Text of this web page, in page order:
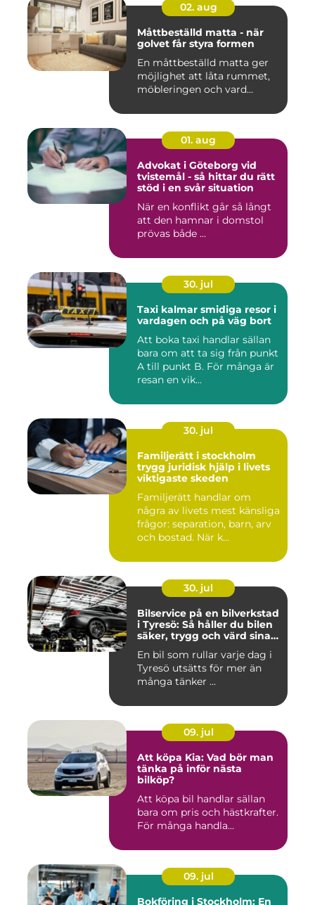
02. aug
Måttbeställd matta - när
golvet får styra formen
En måttbeställd matta ger
möjlighet att låta rummet,
möbleringen och vard...
01. aug
Advokat i Göteborg vid
tvistemål - så hittar du rätt
stöd i en svår situation
När en konflikt går så långt
att den hamnar i domstol
prövas både ...
30. jul
Taxi kalmar smidiga resor i
vardagen och på väg bort
Att boka taxi handlar sällan
bara om att ta sig från punkt
A till punkt B. För många är
resan en vik...
30. jul
Familjerätt i stockholm
trygg juridisk hjälp i livets
viktigaste skeden
Familjerätt handlar om
några av livets mest känsliga
frågor: separation, barn, arv
och bostad. När k...
30. jul
Bilservice på en bilverkstad
i Tyresö: Så håller du bilen
säker, trygg och värd sina
En bil som rullar varje dag i
Tyresö utsätts för mer än
många tänker ...
09. jul
Att köpa Kia: Vad bör man
tänka på inför nästa
bilköp?
Att köpa bil handlar sällan
bara om pris och hästkrafter.
För många handla...
09. jul
Bokföring i Stockholm: En